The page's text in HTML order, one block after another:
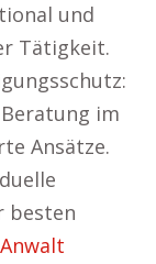
und
Tätigkeit.
im
Ansätze.
besten
Anwalt